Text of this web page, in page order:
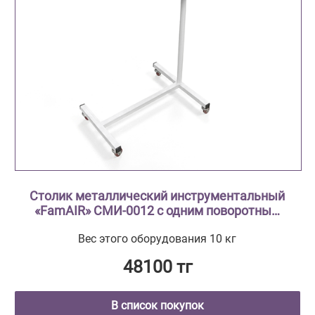
Столик металлический инструментальный
«FamAIR» СМИ-0012 с одним поворотным
Вес этого оборудования 10 кг
48100 тг
В список покупок